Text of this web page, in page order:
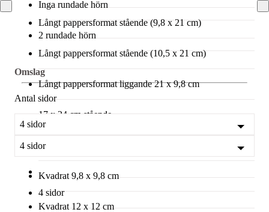
Långt pappersformat stående (9,8 x 21 cm)
Långt pappersformat stående (10,5 x 21 cm)
Långt pappersformat liggande 21 x 9,8 cm
17 x 24 cm stående
21 x 28 cm stående
Kvadrat 9,8 x 9,8 cm
Kvadrat 12 x 12 cm
Inga rundade hörn
2 rundade hörn
Omslag
Antal sidor
4 sidor
4 sidor
4 sidor